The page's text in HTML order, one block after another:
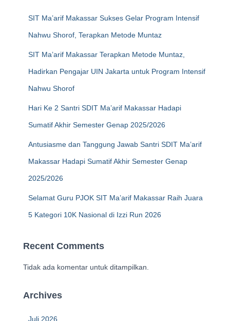
SIT Ma’arif Makassar Sukses Gelar Program Intensif
Nahwu Shorof, Terapkan Metode Muntaz
SIT Ma’arif Makassar Terapkan Metode Muntaz,
Hadirkan Pengajar UIN Jakarta untuk Program Intensif
Nahwu Shorof
Hari Ke 2 Santri SDIT Ma’arif Makassar Hadapi
Sumatif Akhir Semester Genap 2025/2026
Antusiasme dan Tanggung Jawab Santri SDIT Ma’arif
Makassar Hadapi Sumatif Akhir Semester Genap
2025/2026
Selamat Guru PJOK SIT Ma’arif Makassar Raih Juara
5 Kategori 10K Nasional di Izzi Run 2026
Recent Comments
Tidak ada komentar untuk ditampilkan.
Archives
Juli 2026